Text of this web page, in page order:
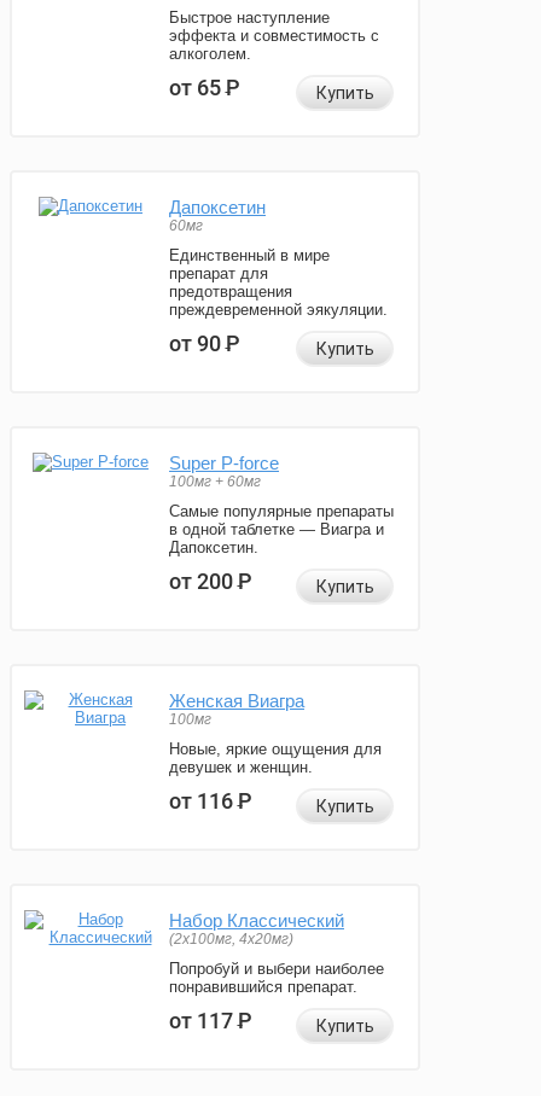
Быстрое наступление
эффекта и совместимость с
алкоголем.
от 65Р Купить
Дапоксетин
60мг
Единственный в мире
препарат для
предотвращения
преждевременной эякуляции.
от 90Р Купить
Super P-force
100мг + 60мг
Самые популярные препараты
в одной таблетке — Виагра и
Дапоксетин.
от 200Р Купить
Женская Виагра
100мг
Новые, яркие ощущения для
девушек и женщин.
от 116Р Купить
Набор Классический
(2x100мг, 4x20мг)
Попробуй и выбери наиболее
понравившийся препарат.
от 117Р Купить